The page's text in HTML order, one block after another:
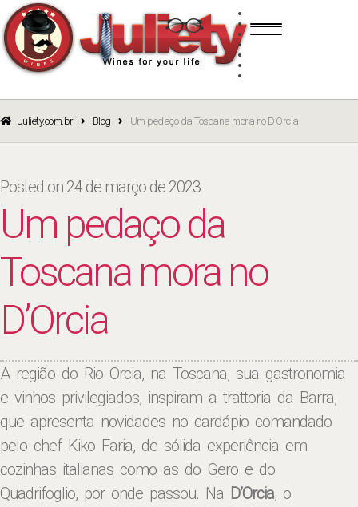
navigation
content
BRANCO
ROSÉ
Juliety.com.br Blog Um pedaço da Toscana mora no D’Orcia
Posted on 24 de março de 2023
Um pedaço da
Toscana mora no
D’Orcia
A região do Rio Orcia, na Toscana, sua gastronomia
e vinhos privilegiados, inspiram a trattoria da Barra,
que apresenta novidades no cardápio comandado
pelo chef Kiko Faria, de sólida experiência em
cozinhas italianas como as do Gero e do
Quadrifoglio, por onde passou. Na D’Orcia, o